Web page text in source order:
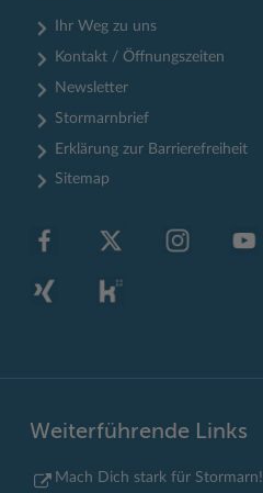
Ihr Weg zu uns
Kontakt / Öffnungszeiten
Newsletter
Stormarnbrief
Erklärung zur Barrierefreiheit
Sitemap
Weiterführende Links
Mach Dich stark für Stormarn!